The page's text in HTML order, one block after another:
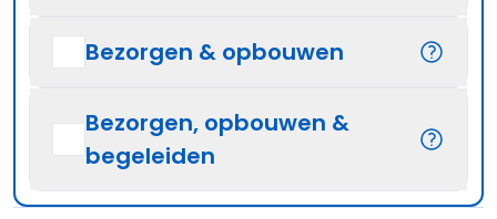
Bezorgen & opbouwen
Bezorgen, opbouwen &
begeleiden